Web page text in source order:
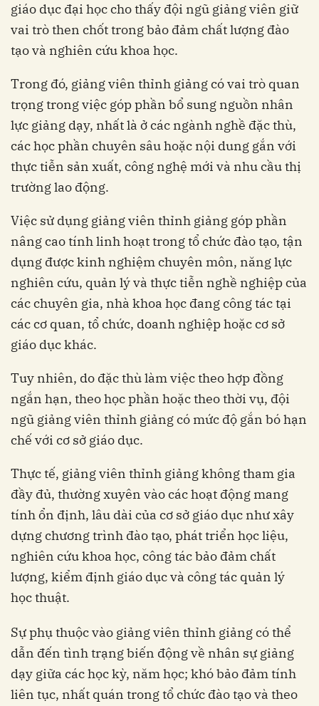
giáo dục đại học cho thấy đội ngũ giảng viên giữ
vai trò then chốt trong bảo đảm chất lượng đào
tạo và nghiên cứu khoa học.
Trong đó, giảng viên thỉnh giảng có vai trò quan
trọng trong việc góp phần bổ sung nguồn nhân
lực giảng dạy, nhất là ở các ngành nghề đặc thù,
các học phần chuyên sâu hoặc nội dung gắn với
thực tiễn sản xuất, công nghệ mới và nhu cầu thị
trường lao động.
Việc sử dụng giảng viên thỉnh giảng góp phần
nâng cao tính linh hoạt trong tổ chức đào tạo, tận
dụng được kinh nghiệm chuyên môn, năng lực
nghiên cứu, quản lý và thực tiễn nghề nghiệp của
các chuyên gia, nhà khoa học đang công tác tại
các cơ quan, tổ chức, doanh nghiệp hoặc cơ sở
giáo dục khác.
Tuy nhiên, do đặc thù làm việc theo hợp đồng
ngắn hạn, theo học phần hoặc theo thời vụ, đội
ngũ giảng viên thỉnh giảng có mức độ gắn bó hạn
chế với cơ sở giáo dục.
Thực tế, giảng viên thỉnh giảng không tham gia
đầy đủ, thường xuyên vào các hoạt động mang
tính ổn định, lâu dài của cơ sở giáo dục như xây
dựng chương trình đào tạo, phát triển học liệu,
nghiên cứu khoa học, công tác bảo đảm chất
lượng, kiểm định giáo dục và công tác quản lý
học thuật.
Sự phụ thuộc vào giảng viên thỉnh giảng có thể
dẫn đến tình trạng biến động về nhân sự giảng
dạy giữa các học kỳ, năm học; khó bảo đảm tính
liên tục, nhất quán trong tổ chức đào tạo và theo